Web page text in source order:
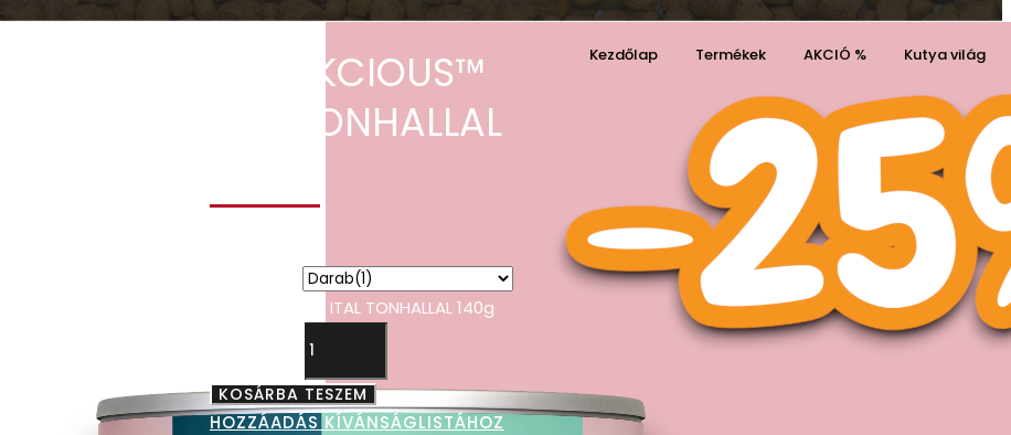
Kezdőlap Termékek AKCIÓ % Kutya világ
Kívánságaim0
Kosaram
0
Cart
DELICKCIOUS™
ITAL TONHALLAL
DELICKCIOUS™ ITAL TONHALLAL 140g
KOSÁRBA TESZEM
HOZZÁADÁS KÍVÁNSÁGLISTÁHOZ